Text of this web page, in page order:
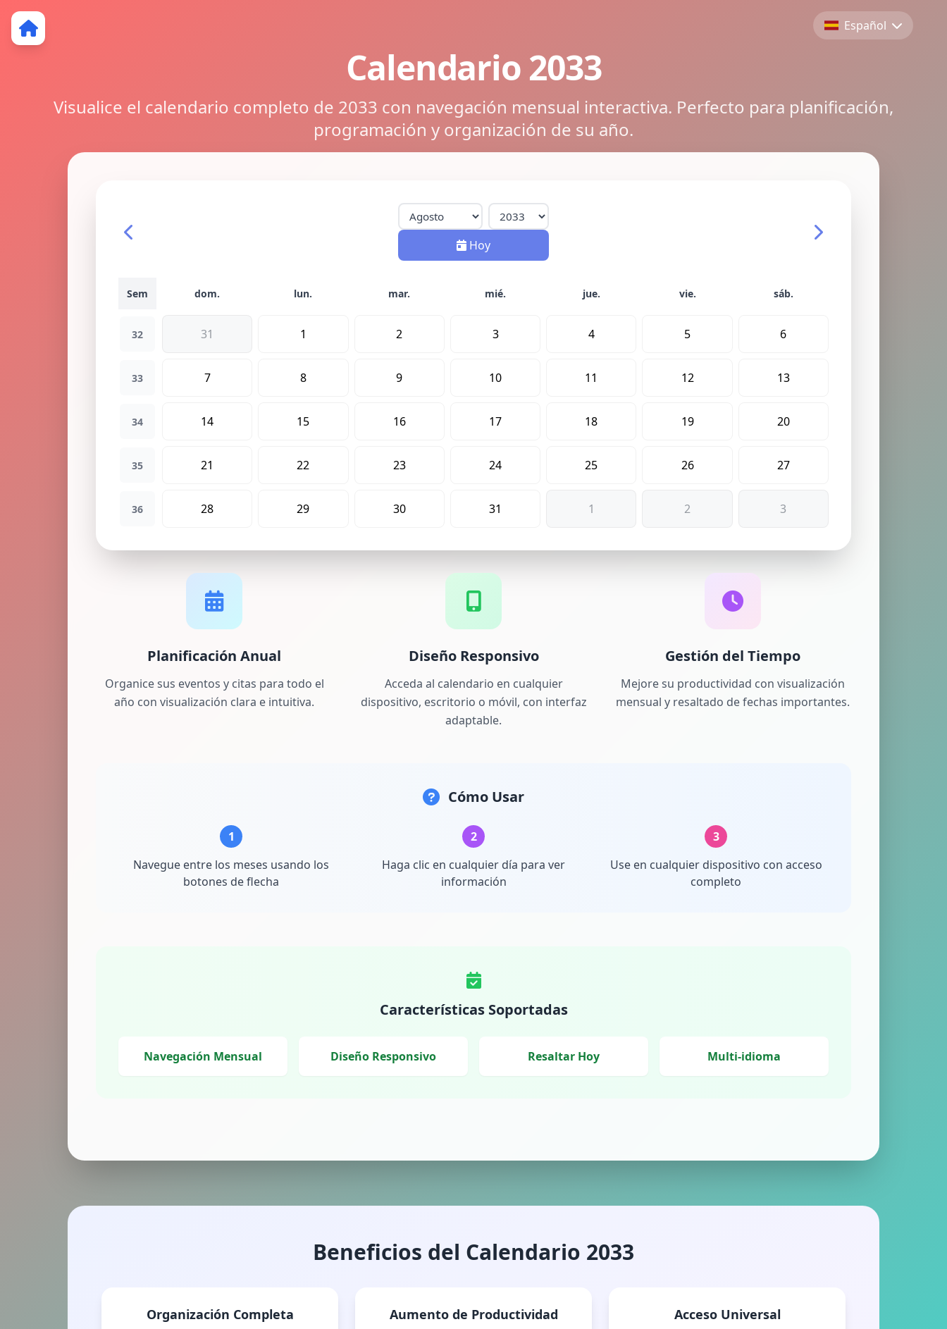
Español
Calendario 2033
Visualice el calendario completo de 2033 con navegación mensual interactiva. Perfecto para planificación,
programación y organización de su año.
Hoy
Sem
32 31 1 2 3 4 5 6
33 7 8 9 10 11 12 13
34 14 15 16 17 18 19 20
35 21 22 23 24 25 26 27
36 28 29 30 31 1 2 3
Planificación Anual
Organice sus eventos y citas para todo el
año con visualización clara e intuitiva.
Diseño Responsivo
Acceda al calendario en cualquier
dispositivo, escritorio o móvil, con interfaz
adaptable.
Gestión del Tiempo
Mejore su productividad con visualización
mensual y resaltado de fechas importantes.
Cómo Usar
1
Navegue entre los meses usando los
botones de flecha
2
Haga clic en cualquier día para ver
información
3
Use en cualquier dispositivo con acceso
completo
Características Soportadas
Navegación Mensual Diseño Responsivo Resaltar Hoy Multi-idioma
Beneficios del Calendario 2033
Organización Completa Aumento de Productividad Acceso Universal